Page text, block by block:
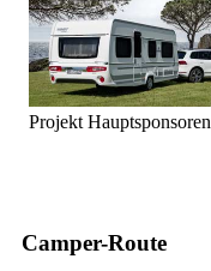
Projekt Hauptsponsoren
Camper-Route